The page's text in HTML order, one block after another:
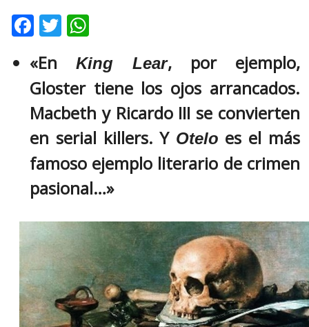
o
l
g
e
s
k
o
F
e
b
o
o
k
T
itt
er
at
s
A
p
p
«EnKing Lear, por ejemplo,
Gloster tiene los ojos arrancados.
Macbeth y Ricardo III se convierten
en serial killers. Y Otelo es el más
famoso ejemplo literario de crimen
pasional…»